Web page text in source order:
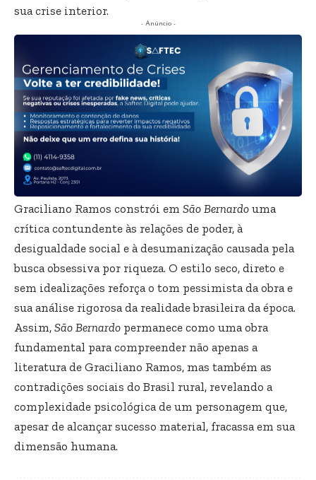
sua crise interior.
- Anúncio -
Graciliano Ramos constrói em São Bernardo uma
crítica contundente às relações de poder, à
desigualdade social e à desumanização causada pela
busca obsessiva por riqueza. O estilo seco, direto e
sem idealizações reforça o tom pessimista da obra e
sua análise rigorosa da realidade brasileira da época.
Assim, São Bernardo permanece como uma obra
fundamental para compreender não apenas a
literatura de Graciliano Ramos, mas também as
contradições sociais do Brasil rural, revelando a
complexidade psicológica de um personagem que,
apesar de alcançar sucesso material, fracassa em sua
dimensão humana.